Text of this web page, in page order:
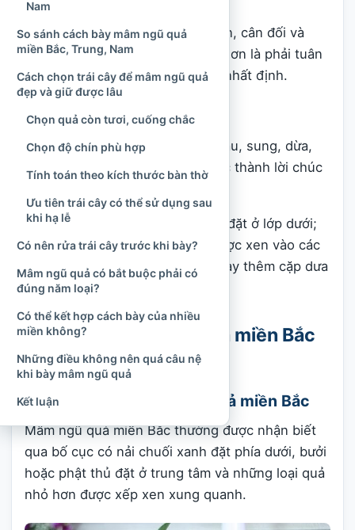
Cách bày chú trọng sự chắc chắn, cân đối và
phù hợp với kích thước bàn thờ hơn là phải tuân
theo tên gọi của một nhóm quả nhất định.
Mâm ngũ quả miền Nam
Tổ hợp thường gặp gồm mãng cầu, sung, dừa,
đu đủ và xoài, được dân gian đọc thành lời chúc
Dừa, đu đủ và xoài thường được đặt ở lớp dưới;
mãng cầu đặt phía trên; sung được xen vào các
khoảng trống. Một số gia đình bày thêm cặp dưa
hấu ở hai bên.
Cách bày mâm ngũ quả miền Bắc
ngày Tết
Đặc trưng của mâm ngũ quả miền Bắc
Mâm ngũ quả miền Bắc thường được nhận biết
qua bố cục có nải chuối xanh đặt phía dưới, bưởi
hoặc phật thủ đặt ở trung tâm và những loại quả
nhỏ hơn được xếp xen xung quanh.
Nam
So sánh cách bày mâm ngũ quả
miền Bắc, Trung, Nam
Cách chọn trái cây để mâm ngũ quả
đẹp và giữ được lâu
Chọn quả còn tươi, cuống chắc
Chọn độ chín phù hợp
Tính toán theo kích thước bàn thờ
Ưu tiên trái cây có thể sử dụng sau
khi hạ lễ
Có nên rửa trái cây trước khi bày?
Mâm ngũ quả có bắt buộc phải có
đúng năm loại?
Có thể kết hợp cách bày của nhiều
miền không?
Những điều không nên quá câu nệ
khi bày mâm ngũ quả
Kết luận